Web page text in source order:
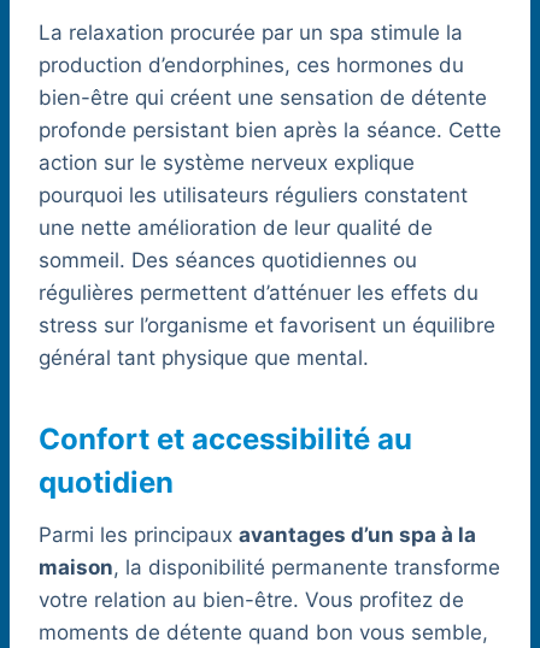
La relaxation procurée par un spa stimule la
production d’endorphines, ces hormones du
bien-être qui créent une sensation de détente
profonde persistant bien après la séance. Cette
action sur le système nerveux explique
pourquoi les utilisateurs réguliers constatent
une nette amélioration de leur qualité de
sommeil. Des séances quotidiennes ou
régulières permettent d’atténuer les effets du
stress sur l’organisme et favorisent un équilibre
général tant physique que mental.
Confort et accessibilité au
quotidien
Parmi les principaux avantages d’un spa à la
maison, la disponibilité permanente transforme
votre relation au bien-être. Vous profitez de
moments de détente quand bon vous semble,